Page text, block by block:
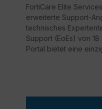
FortiCare Elite
erweiterte Support-
technisches
Support (EoEs) von
Portal bietet eine